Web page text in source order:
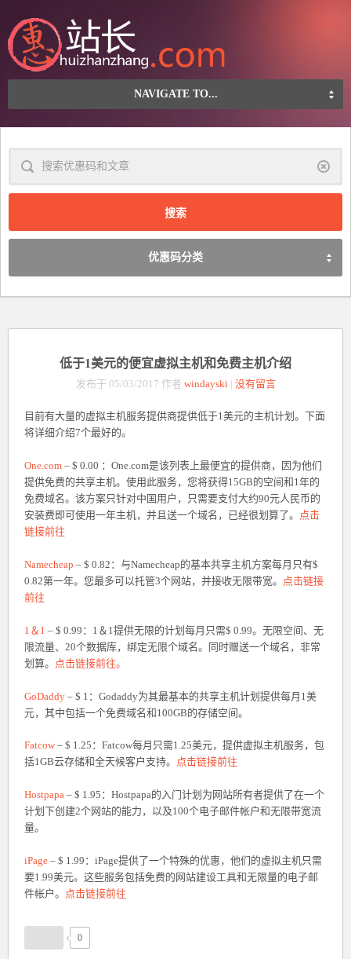
NAVIGATE TO...
清
优惠码分类
低于1美元的便宜虚拟主机和免费主机介绍
发布于 05/03/2017 作者 windayski| 没有留言
目前有大量的虚拟主机服务提供商提供低于1美元的主机计划。下面
将详细介绍7个最好的。
One.com – $ 0.00 ：One.com是该列表上最便宜的提供商，因为他们
提供免费的共享主机。使用此服务，您将获得15GB的空间和1年的
免费域名。该方案只针对中国用户，只需要支付大约90元人民币的
安装费即可使用一年主机，并且送一个域名，已经很划算了。
点击
链接前往
Namecheap – $ 0.82：与Namecheap的基本共享主机方案每月只有$
0.82第一年。您最多可以托管3个网站，并接收无限带宽。
点击链接
前往
1＆1 – $ 0.99：1＆1提供无限的计划每月只需$ 0.99。无限空间、无
限流量、20个数据库，绑定无限个域名。同时赠送一个域名，非常
划算。
点击链接前往。
GoDaddy – $ 1：Godaddy为其最基本的共享主机计划提供每月1美
元，其中包括一个免费域名和100GB的存储空间。
Fatcow – $ 1.25：Fatcow每月只需1.25美元，提供虚拟主机服务，包
括1GB云存储和全天候客户支持。
点击链接前往
Hostpapa – $ 1.95：Hostpapa的入门计划为网站所有者提供了在一个
计划下创建2个网站的能力，以及100个电子邮件帐户和无限带宽流
量。
iPage – $ 1.99：iPage提供了一个特殊的优惠，他们的虚拟主机只需
要1.99美元。这些服务包括免费的网站建设工具和无限量的电子邮
件帐户。
点击链接前往
0